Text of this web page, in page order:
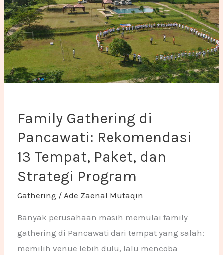
Family Gathering di
Pancawati: Rekomendasi
13 Tempat, Paket, dan
Strategi Program
Gathering / Ade Zaenal Mutaqin
Banyak perusahaan masih memulai family
gathering di Pancawati dari tempat yang salah:
memilih venue lebih dulu, lalu mencoba